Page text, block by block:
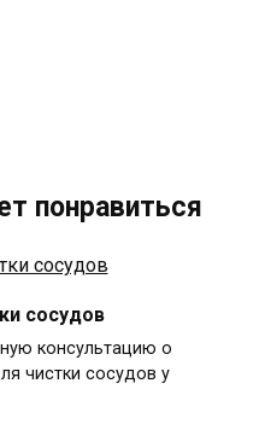
понравиться
сосудов
консультацию о
чистки сосудов у